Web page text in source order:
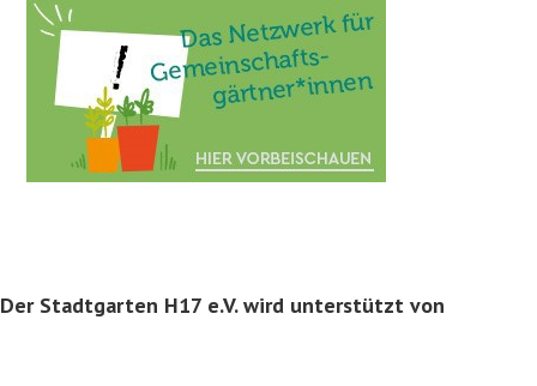
Der Stadtgarten H17 e.V. wird unterstützt von